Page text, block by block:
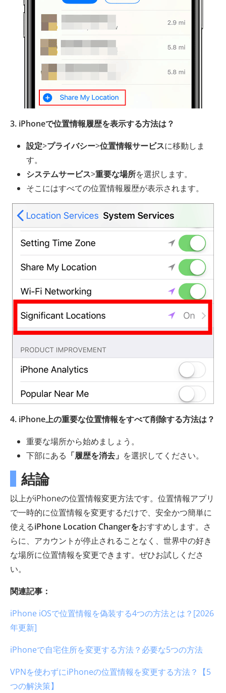
3. iPhoneで位置情報履歴を表示する方法は？
設定>プライバシー>位置情報サービスに移動しま
す。
システムサービス>重要な場所を選択します。
そこにはすべての位置情報履歴が表示されます。
4. iPhone上の重要な位置情報をすべて削除する方法は？
重要な場所から始めましょう。
下部にある 「履歴を消去」 を選択してください。
結論
以上がiPhoneの位置情報変更方法です。位置情報アプリ
で一時的に位置情報を変更するだけで、安全かつ簡単に
使えるiPhone Location Changerをおすすめします。さ
らに、アカウントが停止されることなく、世界中の好き
な場所に位置情報を変更できます。ぜひお試しくださ
い。
関連記事：
iPhone iOSで位置情報を偽装する4つの方法とは？[2026
年更新]
iPhoneで自宅住所を変更する方法？必要な5つの方法
VPNを使わずにiPhoneの位置情報を変更する方法？【5
つの解決策】